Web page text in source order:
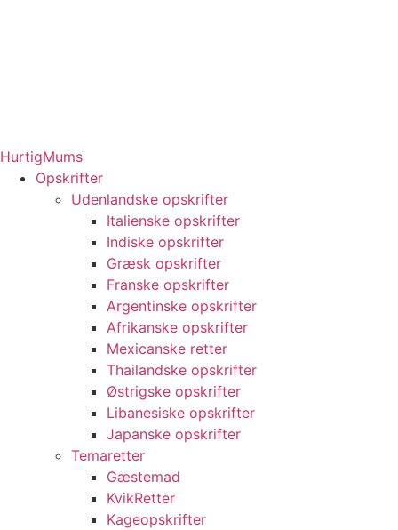
HurtigMums
Opskrifter
Udenlandske opskrifter
Italienske opskrifter
Indiske opskrifter
Græsk opskrifter
Franske opskrifter
Argentinske opskrifter
Afrikanske opskrifter
Mexicanske retter
Thailandske opskrifter
Østrigske opskrifter
Libanesiske opskrifter
Japanske opskrifter
Temaretter
Gæstemad
KvikRetter
Kageopskrifter